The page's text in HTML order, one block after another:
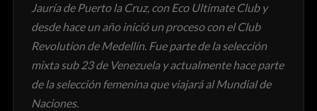
Jauría de Puerto la Cruz, con Eco Ultimate Club y
desde hace un año inició un proceso con el Club
Revolution de Medellín. Fue parte de la selección
mixta sub 23 de Venezuela y actualmente hace parte
de la selección femenina que viajará al Mundial de
Naciones.